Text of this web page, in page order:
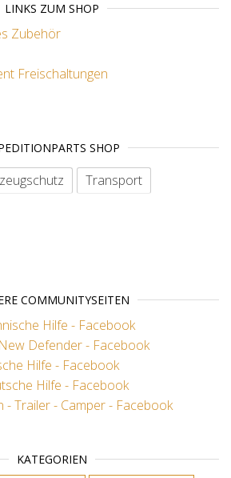
LINKS ZUM SHOP
Zubehör
Freischaltungen
SHOP
Transport
COMMUNITYSEITEN
Hilfe - Facebook
Defender - Facebook
Hilfe - Facebook
Hilfe - Facebook
Trailer - Camper - Facebook
KATEGORIEN